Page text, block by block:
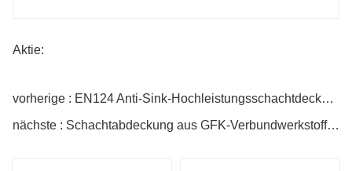
Aktie:
vorherige : EN124 Anti-Sink-Hochleistungsschachtdeckel aus Gusseisen
nächste : Schachtabdeckung aus GFK-Verbundwerkstoff zum Fabrikpreis